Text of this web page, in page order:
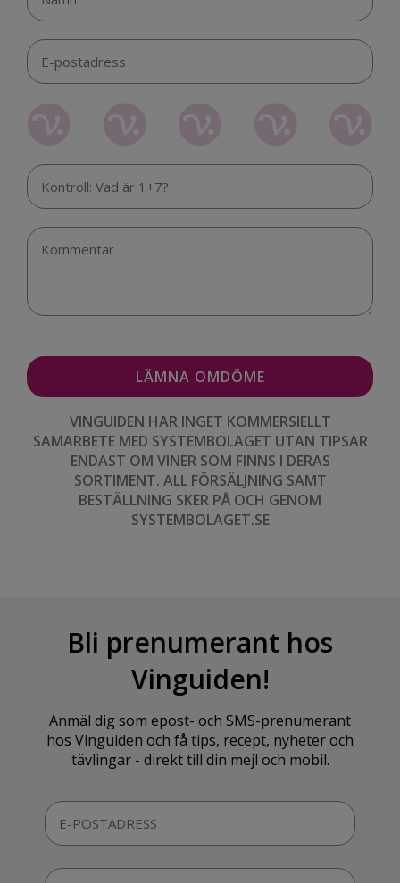
VINGUIDEN HAR INGET KOMMERSIELLT
SAMARBETE MED SYSTEMBOLAGET UTAN TIPSAR
ENDAST OM VINER SOM FINNS I DERAS
SORTIMENT. ALL FÖRSÄLJNING SAMT
BESTÄLLNING SKER PÅ OCH GENOM
SYSTEMBOLAGET.SE
Bli prenumerant hos
Vinguiden!
Anmäl dig som epost- och SMS-prenumerant
hos Vinguiden och få tips, recept, nyheter och
tävlingar - direkt till din mejl och mobil.